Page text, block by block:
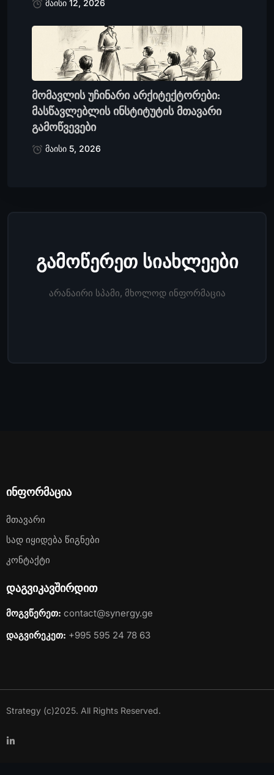
მაისი 12, 2026
მომავლის უჩინარი არქიტექტორები:
მასწავლებლის ინსტიტუტის მთავარი
გამოწვევები
მაისი 5, 2026
გამოწერეთ სიახლეები
არანაირი სპამი, მხოლოდ ინფორმაცია
ინფორმაცია
Მთავარი
Სად Იყიდება Წიგნები
Კონტაქტი
დაგვიკავშირდით
მოგვწერეთ: contact@synergy.ge
დაგვირეკეთ: +995 595 24 78 63
Strategy (c)2025. All Rights Reserved.